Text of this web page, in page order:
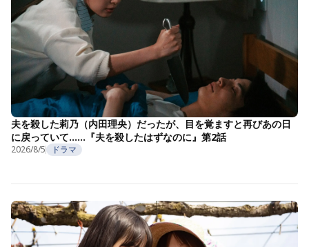
夫を殺した莉乃（内田理央）だったが、目を覚ますと再びあの日
に戻っていて……『夫を殺したはずなのに』第2話
2026/8/5 ドラマ